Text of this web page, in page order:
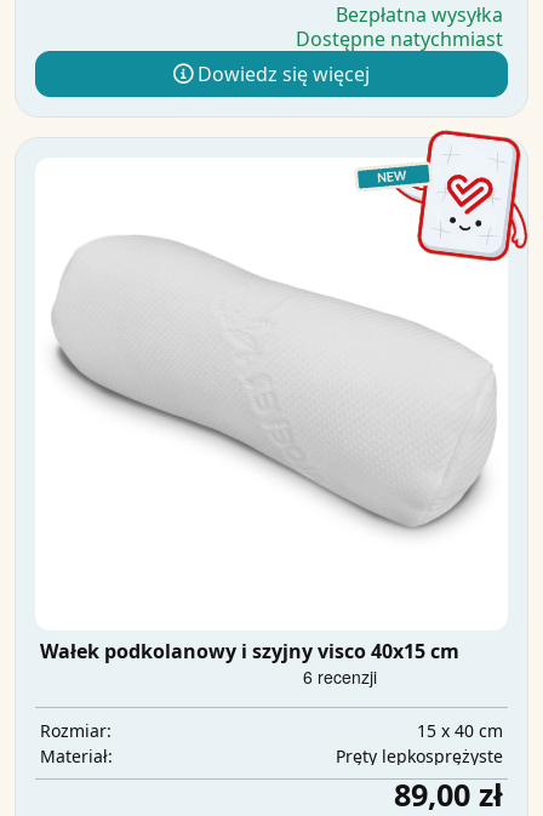
Bezpłatna wysyłka
Dostępne natychmiast
Dowiedz się więcej
Wałek podkolanowy i szyjny visco 40x15 cm
Rozmiar:
15 x 40 cm
Materiał:
Pręty lepkosprężyste
89,00 zł